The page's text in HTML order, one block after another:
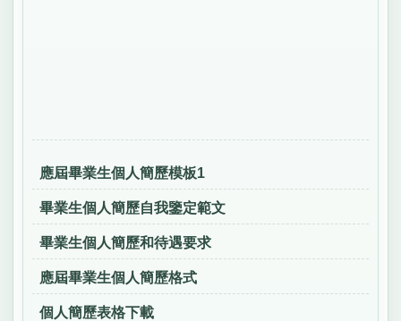
應屆畢業生個人簡歷模板1
畢業生個人簡歷自我鑒定範文
畢業生個人簡歷和待遇要求
應屆畢業生個人簡歷格式
個人簡歷表格下載